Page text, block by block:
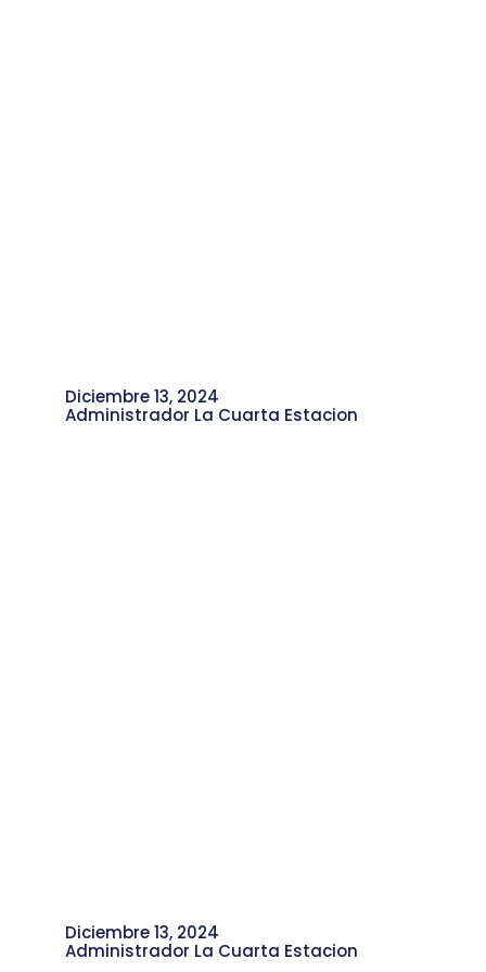
Diciembre 13, 2024
Administrador La Cuarta Estacion
Diciembre 13, 2024
Administrador La Cuarta Estacion